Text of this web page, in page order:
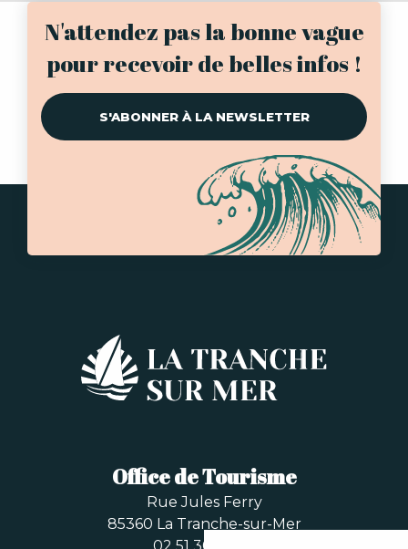
N'attendez pas la bonne vague
pour recevoir de belles infos !
S'ABONNER À LA NEWSLETTER
Office de Tourisme
Rue Jules Ferry
85360 La Tranche-sur-Mer